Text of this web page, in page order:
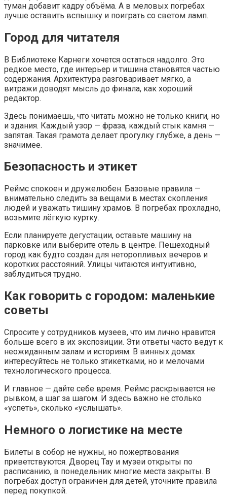
туман добавит кадру объёма. А в меловых погребах
лучше оставить вспышку и поиграть со светом ламп.
Город для читателя
В Библиотеке Карнеги хочется остаться надолго. Это
редкое место, где интерьер и тишина становятся частью
содержания. Архитектура разговаривает мягко, а
витражи доводят мысль до финала, как хороший
редактор.
Здесь понимаешь, что читать можно не только книги, но
и здания. Каждый узор — фраза, каждый стык камня —
запятая. Такая грамота делает прогулку глубже, а день —
значимее.
Безопасность и этикет
Реймс спокоен и дружелюбен. Базовые правила —
внимательно следить за вещами в местах скопления
людей и уважать тишину храмов. В погребах прохладно,
возьмите лёгкую куртку.
Если планируете дегустации, оставьте машину на
парковке или выберите отель в центре. Пешеходный
город как будто создан для неторопливых вечеров и
коротких расстояний. Улицы читаются интуитивно,
заблудиться трудно.
Как говорить с городом: маленькие
советы
Спросите у сотрудников музеев, что им лично нравится
больше всего в их экспозиции. Эти ответы часто ведут к
неожиданным залам и историям. В винных домах
интересуйтесь не только этикетками, но и мелочами
технологического процесса.
И главное — дайте себе время. Реймс раскрывается не
рывком, а шаг за шагом. И здесь важно не столько
«успеть», сколько «услышать».
Немного о логистике на месте
Билеты в собор не нужны, но пожертвования
приветствуются. Дворец Тау и музеи открыты по
расписанию, в понедельник многие места закрыты. В
погребах доступ ограничен для детей, уточните правила
перед покупкой.